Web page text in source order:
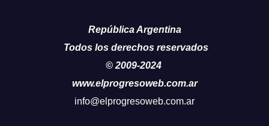
República Argentina
Todos los derechos reservados
© 2009-2024
www.elprogresoweb.com.ar
info@elprogresoweb.com.ar